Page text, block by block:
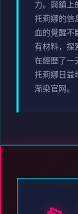
力。與鎮上
托莉娜的信
血的覺醒不
有材料，探
在經歷了一
托莉娜日
渐染官网。